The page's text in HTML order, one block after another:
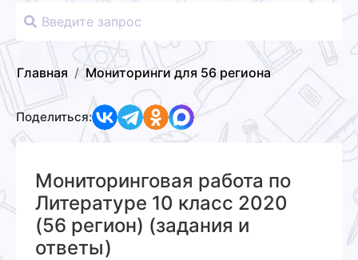
Главная Мониторинги для 56 региона
Поделиться:
Мониторинговая работа по
Литературе 10 класс 2020
(56 регион) (задания и
ответы)